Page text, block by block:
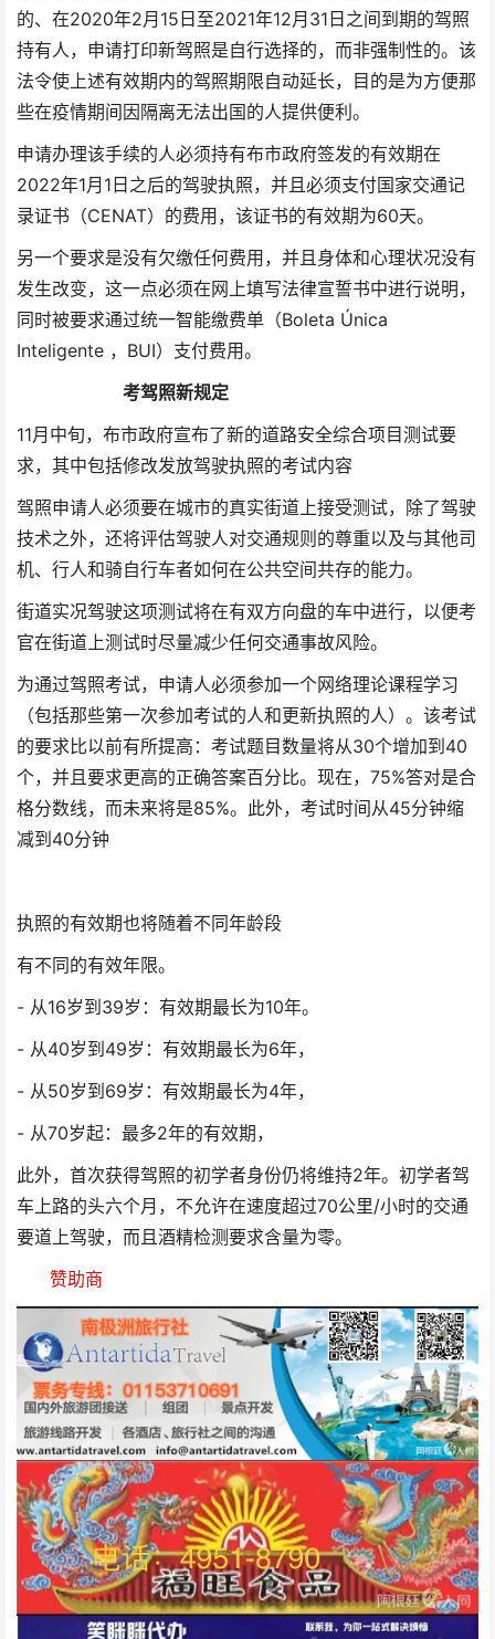
的、在2020年2月15日至2021年12月31日之间到期的驾照
持有人，申请打印新驾照是自行选择的，而非强制性的。该
法令使上述有效期内的驾照期限自动延长，目的是为方便那
些在疫情期间因隔离无法出国的人提供便利。
申请办理该手续的人必须持有布市政府签发的有效期在
2022年1月1日之后的驾驶执照，并且必须支付国家交通记
录证书（CENAT）的费用，该证书的有效期为60天。
另一个要求是没有欠缴任何费用，并且身体和心理状况没有
发生改变，这一点必须在网上填写法律宣誓书中进行说明，
同时被要求通过统一智能缴费单（Boleta Única
Inteligente ，BUI）支付费用。
考驾照新规定
11月中旬，布市政府宣布了新的道路安全综合项目测试要
求，其中包括修改发放驾驶执照的考试内容
驾照申请人必须要在城市的真实街道上接受测试，除了驾驶
技术之外，还将评估驾驶人对交通规则的尊重以及与其他司
机、行人和骑自行车者如何在公共空间共存的能力。
街道实况驾驶这项测试将在有双方向盘的车中进行，以便考
官在街道上测试时尽量减少任何交通事故风险。
为通过驾照考试，申请人必须参加一个网络理论课程学习
（包括那些第一次参加考试的人和更新执照的人）。该考试
的要求比以前有所提高：考试题目数量将从30个增加到40
个，并且要求更高的正确答案百分比。现在，75%答对是合
格分数线，而未来将是85%。此外，考试时间从45分钟缩
减到40分钟
执照的有效期也将随着不同年龄段
有不同的有效年限。
- 从16岁到39岁：有效期最长为10年。
- 从40岁到49岁：有效期最长为6年，
- 从50岁到69岁：有效期最长为4年，
- 从70岁起：最多2年的有效期，
此外，首次获得驾照的初学者身份仍将维持2年。初学者驾
车上路的头六个月，不允许在速度超过70公里/小时的交通
要道上驾驶，而且酒精检测要求含量为零。
赞助商